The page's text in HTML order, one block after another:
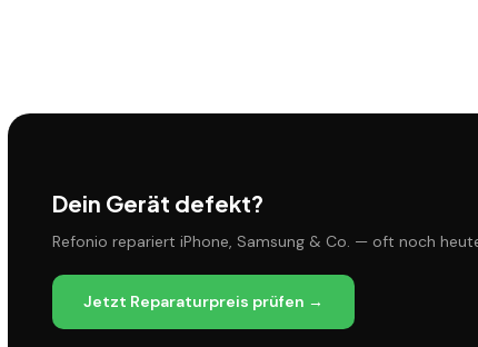
Dein Gerät defekt?
Refonio repariert iPhone, Samsung & Co. — oft noch
Jetzt Reparaturpreis prüfen →